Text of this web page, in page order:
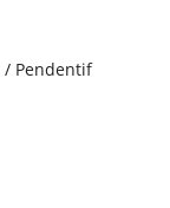
/ Pendentif